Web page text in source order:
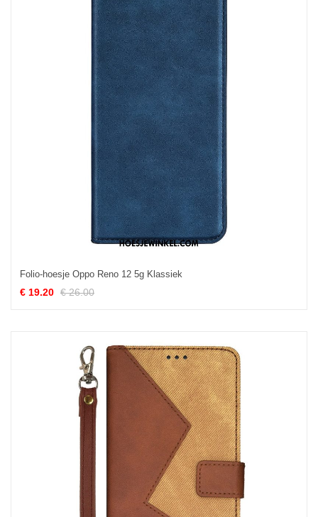
Folio-hoesje Oppo Reno 12 5g Klassiek
€ 19.20 € 26.00